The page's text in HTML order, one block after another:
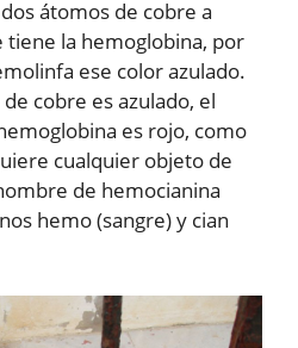
átomos de cobre a
la hemoglobina, por
ese color azulado.
cobre es azulado, el
es rojo, como
cualquier objeto de
de hemocianina
hemo (sangre) y cian